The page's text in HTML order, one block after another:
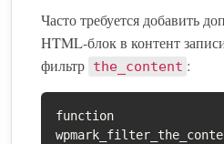
Часто требуется добавить
HTML-блок в контент
фильтр the_content :
function